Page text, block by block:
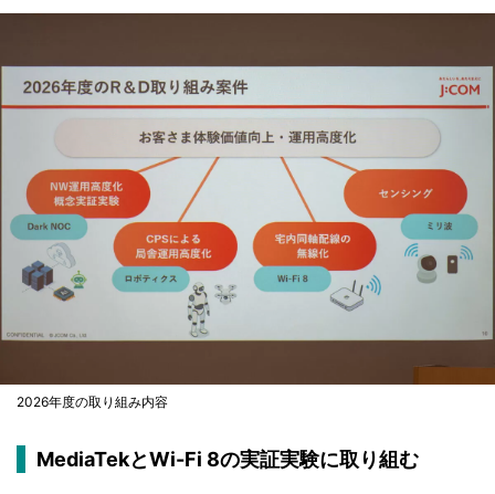
2026年度の取り組み内容
MediaTekとWi-Fi 8の実証実験に取り組む